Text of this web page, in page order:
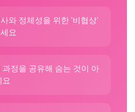
와 정체성을 위한 '비협상'
요
정을 공유해 숨는 것이 아
요